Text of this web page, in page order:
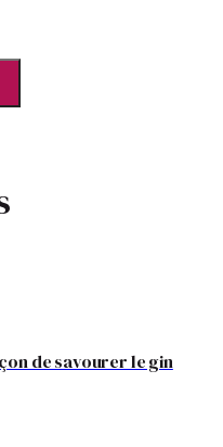
de savourer le gin